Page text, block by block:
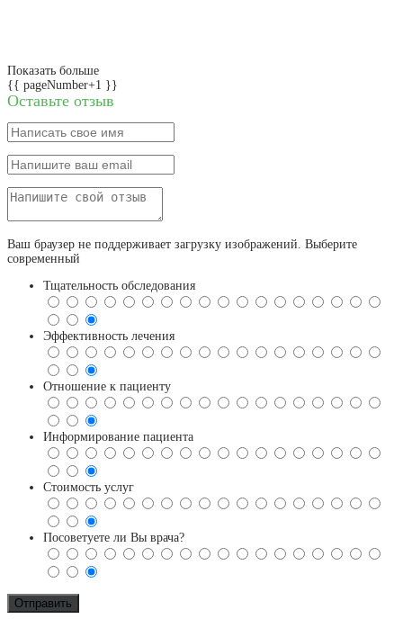
Показать больше
{{ pageNumber+1 }}
Оставьте отзыв
Ваш браузер не поддерживает загрузку изображений. Выберите
современный
Тщательность обследования
Эффективность лечения
Отношение к пациенту
Информирование пациента
Стоимость услуг
Посоветуете ли Вы врача?